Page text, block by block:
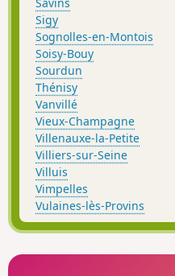
Savins
Sigy
Sognolles-en-Montois
Soisy-Bouy
Sourdun
Thénisy
Vanvillé
Vieux-Champagne
Villenauxe-la-Petite
Villiers-sur-Seine
Villuis
Vimpelles
Vulaines-lès-Provins